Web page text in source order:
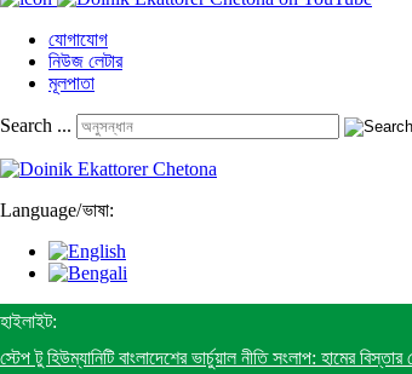
যোগাযোগ
নিউজ লেটার
মূলপাতা
Search ...
Language/ভাষা:
হাইলাইট:
স্টেপ টু হিউম্যানিটি বাংলাদেশের ভার্চুয়াল নীতি সংলাপ: হামের